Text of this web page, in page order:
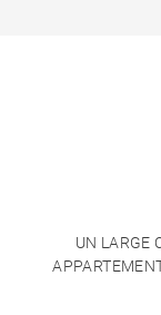
UN LARGE